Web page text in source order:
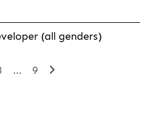
(all genders)
... 9